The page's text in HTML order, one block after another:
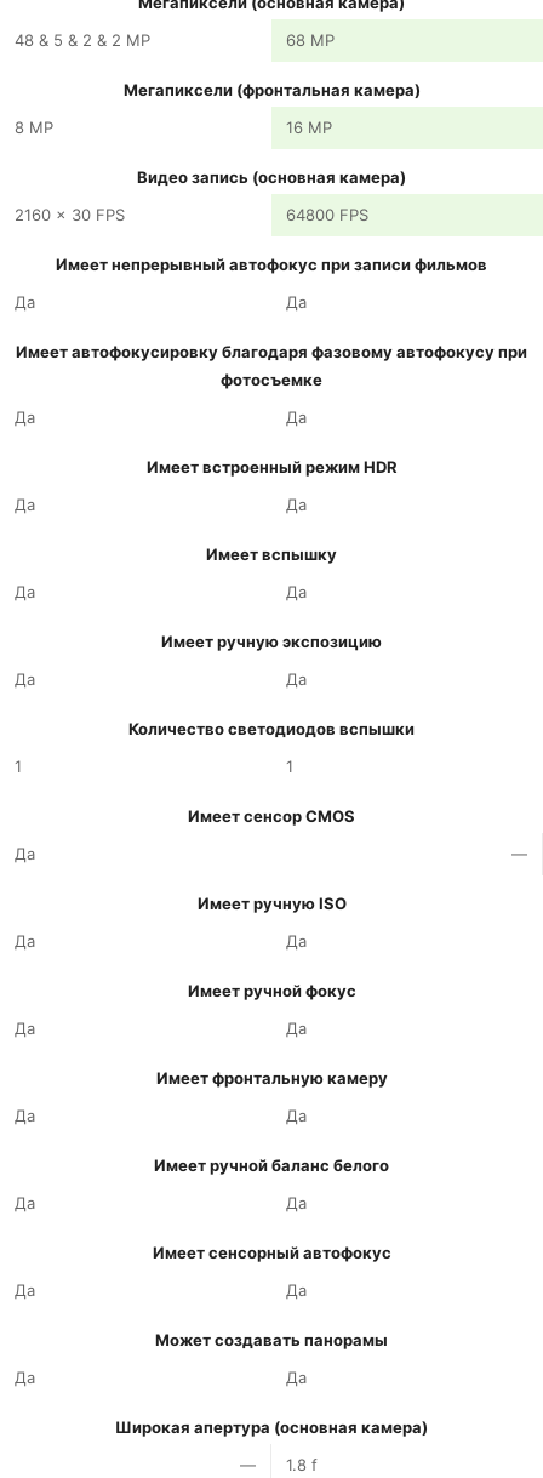
48 & 5 & 2 & 2 MP
68 MP
Мегапиксели (фронтальная камера)
8 MP
16 MP
Видео запись (основная камера)
2160 x 30 FPS
64800 FPS
Имеет непрерывный автофокус при записи фильмов
Да
Да
Имеет автофокусировку благодаря фазовому автофокусу при
фотосъемке
Да
Да
Имеет встроенный режим HDR
Да
Да
Имеет вспышку
Да
Да
Имеет ручную экспозицию
Да
Да
Количество светодиодов вспышки
1
1
Имеет сенсор CMOS
Да
—
Имеет ручную ISO
Да
Да
Имеет ручной фокус
Да
Да
Имеет фронтальную камеру
Да
Да
Имеет ручной баланс белого
Да
Да
Имеет сенсорный автофокус
Да
Да
Может создавать панорамы
Да
Да
Широкая апертура (основная камера)
—
1.8 f